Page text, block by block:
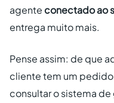
agente conectado ao
entrega muito mais.
Pense assim: de que
cliente tem um
consultar o sistema